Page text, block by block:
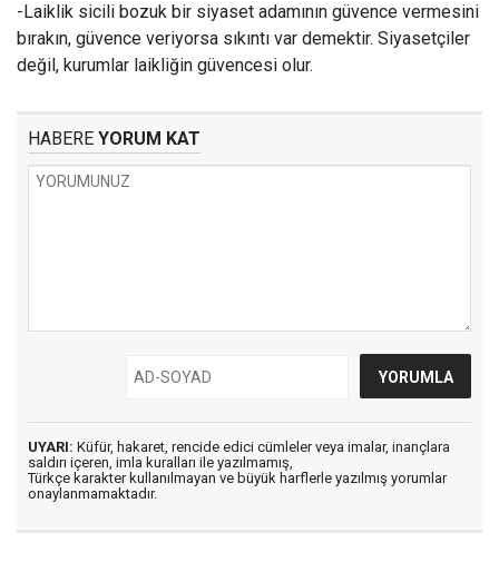
-Laiklik sicili bozuk bir siyaset adamının güvence vermesini
bırakın, güvence veriyorsa sıkıntı var demektir. Siyasetçiler
değil, kurumlar laikliğin güvencesi olur.
HABERE YORUM KAT
UYARI: Küfür, hakaret, rencide edici cümleler veya imalar, inançlara
saldırı içeren, imla kuralları ile yazılmamış,
Türkçe karakter kullanılmayan ve büyük harflerle yazılmış yorumlar
onaylanmamaktadır.